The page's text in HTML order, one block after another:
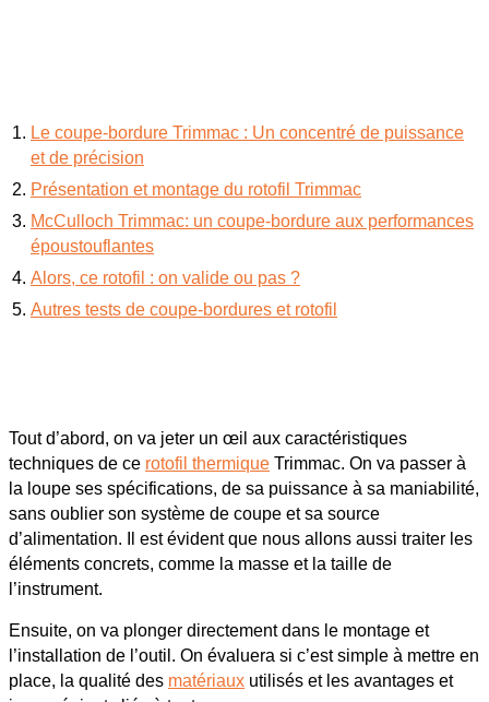
Le coupe-bordure Trimmac : Un concentré de puissance
et de précision
Présentation et montage du rotofil Trimmac
McCulloch Trimmac: un coupe-bordure aux performances
époustouflantes
Alors, ce rotofil : on valide ou pas ?
Autres tests de coupe-bordures et rotofil
Tout d’abord, on va jeter un œil aux caractéristiques
techniques de ce rotofil thermique Trimmac. On va passer à
la loupe ses spécifications, de sa puissance à sa maniabilité,
sans oublier son système de coupe et sa source
d’alimentation. Il est évident que nous allons aussi traiter les
éléments concrets, comme la masse et la taille de
l’instrument.
Ensuite, on va plonger directement dans le montage et
l’installation de l’outil. On évaluera si c’est simple à mettre en
place, la qualité des matériaux utilisés et les avantages et